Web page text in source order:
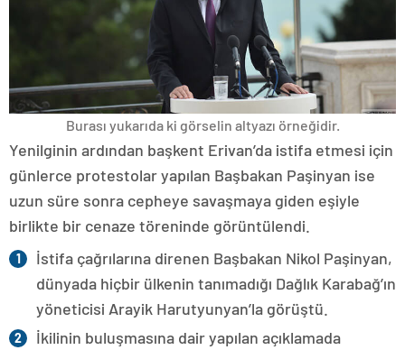
Burası yukarıda ki görselin altyazı örneğidir.
Yenilginin ardından başkent Erivan’da istifa etmesi için
günlerce protestolar yapılan Başbakan Paşinyan ise
uzun süre sonra cepheye savaşmaya giden eşiyle
birlikte bir cenaze töreninde görüntülendi.
İstifa çağrılarına direnen Başbakan Nikol Paşinyan,
dünyada hiçbir ülkenin tanımadığı Dağlık Karabağ’ın
yöneticisi Arayik Harutyunyan’la görüştü.
İkilinin buluşmasına dair yapılan açıklamada